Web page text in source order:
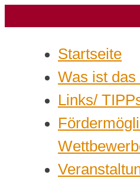
Startseite
Was ist das
Links/